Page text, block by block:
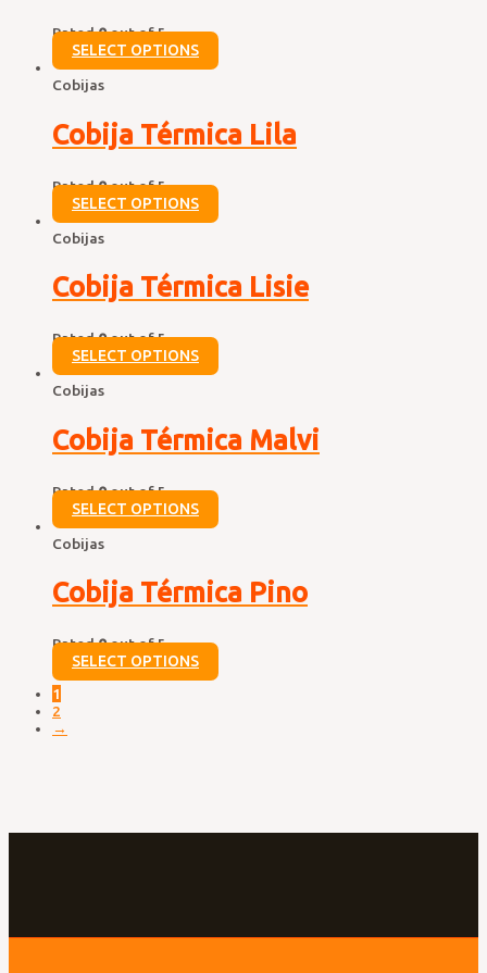
Rated0out of 5
SELECT OPTIONS
Cobijas
Cobija Térmica Lila
Rated0out of 5
SELECT OPTIONS
Cobijas
Cobija Térmica Lisie
Rated0out of 5
SELECT OPTIONS
Cobijas
Cobija Térmica Malvi
Rated0out of 5
SELECT OPTIONS
Cobijas
Cobija Térmica Pino
Rated0out of 5
SELECT OPTIONS
1
2
→